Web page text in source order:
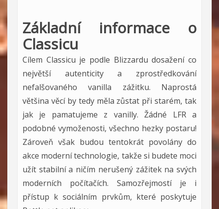
Základní informace o
Classicu
Cílem Classicu je podle Blizzardu dosažení co
největší autenticity a zprostředkování
nefalšovaného vanilla zážitku. Naprostá
většina věcí by tedy měla zůstat při starém, tak
jak je pamatujeme z vanilly. Žádné LFR a
podobné vymoženosti, všechno hezky postaru!
Zároveň však budou tentokrát povolány do
akce moderní technologie, takže si budete moci
užít stabilní a ničím nerušený zážitek na svých
moderních počítačích. Samozřejmostí je i
přístup k sociálním prvkům, které poskytuje